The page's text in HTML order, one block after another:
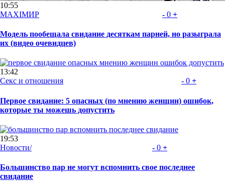
10:55
MAXIMИР
- 0 +
Модель пообещала свидание десяткам парней, но разыграла
их (видео очевидцев)
13:42
Секс и отношения
- 0 +
Первое свидание: 5 опасных (по мнению женщин) ошибок,
которые ты можешь допустить
19:53
Новости/
- 0 +
Большинство пар не могут вспомнить свое последнее
свидание